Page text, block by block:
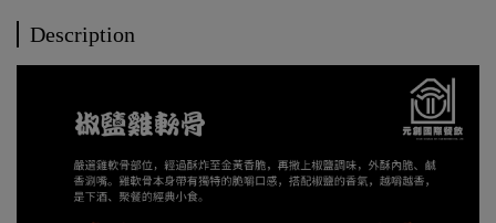
Description